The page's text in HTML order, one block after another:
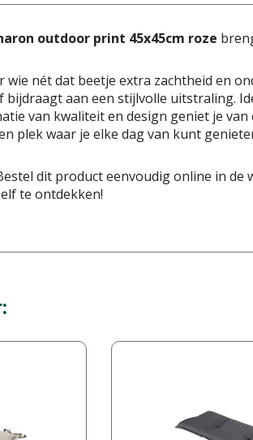
outdoor print 45x45cm roze
wie nét dat beetje extra zachtheid en
aan een stijlvolle uitstraling.
van kwaliteit en design geniet je
plek waar je elke dag van kunt
dit product eenvoudig online in de
te ontdekken!